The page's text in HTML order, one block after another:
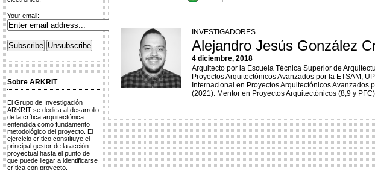
Your email:
Sobre ARKRIT
El Grupo de Investigación
ARKRIT se dedica al desarrollo
de la crítica arquitectónica
entendida como fundamento
metodológico del proyecto. El
ejercicio crítico constituye el
principal gestor de la acción
proyectual hasta el punto de
que puede llegar a identificarse
crítica con proyecto.
INVESTIGADORES
Alejandro Jesús González
4 diciembre, 2018
Arquitecto por la Escuela Técnica Superior de
Proyectos Arquitectónicos Avanzados por la ETSAM,
Internacional en Proyectos Arquitectónicos
(2021). Mentor en Proyectos Arquitectónicos (8,9 y